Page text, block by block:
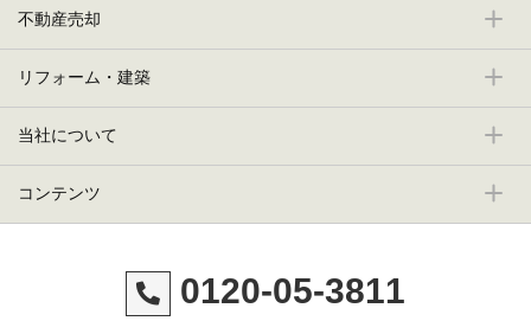
不動産売却
リフォーム・建築
当社について
コンテンツ
0120-05-3811